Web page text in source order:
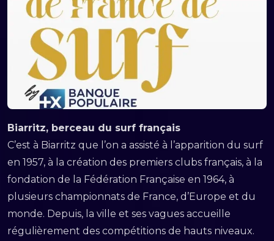
Biarritz, berceau du surf français
C’est à Biarritz que l’on a assisté à l’apparition du surf
en 1957, à la création des premiers clubs français, à la
fondation de la Fédération Française en 1964, à
plusieurs championnats de France, d’Europe et du
monde. Depuis, la ville et ses vagues accueille
régulièrement des compétitions de hauts niveaux.